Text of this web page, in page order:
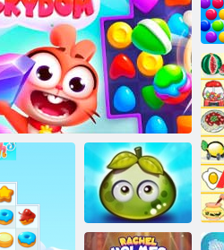
Onet Connect